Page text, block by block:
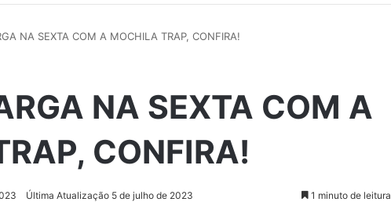
NA SEXTA COM A MOCHILA TRAP, CONFIRA!
NA SEXTA COM A
CONFIRA!
Última Atualização 5 de julho de 2023 1 minuto de leitura